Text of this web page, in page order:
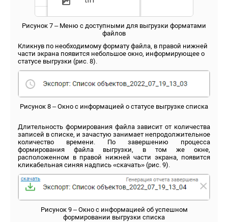
Рисунок 7 – Меню с доступными для выгрузки форматами
файлов
Кликнув по необходимому формату файла, в правой нижней
части экрана появится небольшое окно, информирующее о
статусе выгрузки (рис. 8).
Рисунок 8 – Окно с информацией о статусе выгрузке списка
Длительность формирования файла зависит от количества
записей в списке, и зачастую занимает непродолжительное
количество времени. По завершению процесса
формирования файла выгрузки, в том же окне,
расположенном в правой нижней части экрана, появится
кликабельная синяя надпись «скачать» (рис. 9).
Рисунок 9 – Окно с информацией об успешном
формировании выгрузки списка